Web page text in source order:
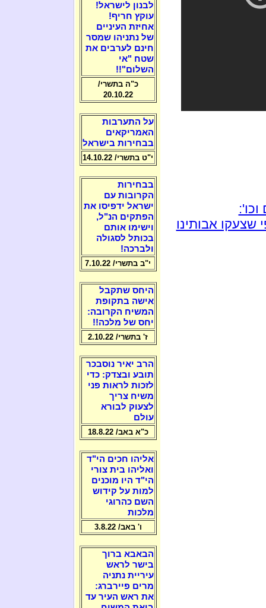
אבותינו
לבנון לישראל!
עוקץ חריף!
אחיזת העיניים
של נתניהו שמסר
חינם לערבים את
שטח "אי
השלום"!!
כ"ה בתשרי/
20.10.22
על התערבות
האמריקאים
בבחירות בישראל
י"ט בתשרי/ 14.10.22
בבחירות
הקרובות עם
ישראל ידפיסו את
הפתקים הנ"ל,
וישימו אותם
בכותל לסגולה
ולברכה!
י"ב בתשרי/ 7.10.22
היחס שתקבל
אישה בתקופת
המשיח הקרובה:
יחס של מלכה!!
ז' בתשרי/ 2.10.22
הרב יאיר נוסבכר
תובע ובצדק: כדי
לזכות לראות פני
משיח צריך
לצעוק לבורא
עולם
כ"א באב/ 18.8.22
אליהו חכים הי"ד
ואליהו בית צורי
הי"ד היו מוכנים
למות על קידוש
השם כהרוגי
מלכות
ו' באב/ 3.8.22
הבאבא ברוך
בישר לראש
עיריית נתניה
מרים פיירברג:
את ראש העיר עד